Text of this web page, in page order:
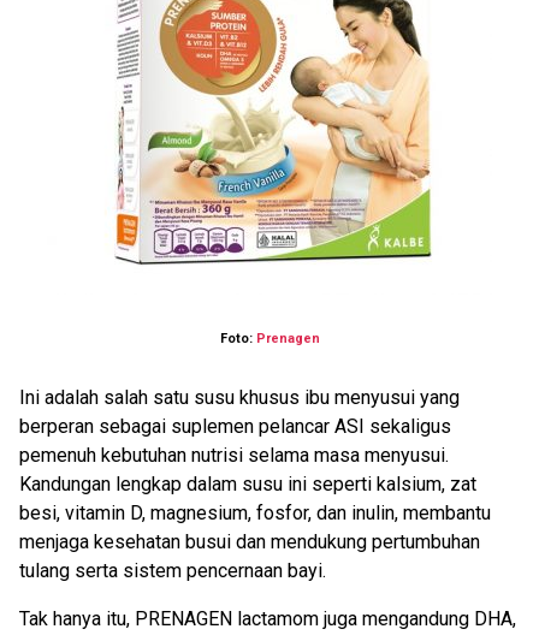
Foto: Prenagen
Ini adalah salah satu susu khusus ibu menyusui yang
berperan sebagai suplemen pelancar ASI sekaligus
pemenuh kebutuhan nutrisi selama masa menyusui.
Kandungan lengkap dalam susu ini seperti kalsium, zat
besi, vitamin D, magnesium, fosfor, dan inulin, membantu
menjaga kesehatan busui dan mendukung pertumbuhan
tulang serta sistem pencernaan bayi.
Tak hanya itu, PRENAGEN lactamom juga mengandung DHA,